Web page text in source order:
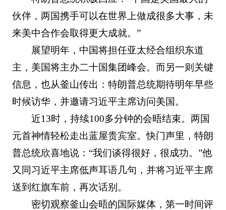
伙伴，两国携手可以在世界上做成很多大事，未
来美中合作会取得更大成就。”
展望明年，中国将担任亚太经合组织东道
主，美国将主办二十国集团峰会。而另一则关键
信息，也从釜山传出：特朗普总统期待明年早些
时候访华，并邀请习近平主席访问美国。
近13时，持续100多分钟的会晤结束。两国
元首神情轻松走出蓝屋贵宾室。快门声里，特朗
普总统欣喜地说：“我们谈得很好，很成功。”他
又同习近平主席低声耳语几句，并将习近平主席
送到红旗车前，再次话别。
密切观察釜山会晤的国际媒体，第一时间评